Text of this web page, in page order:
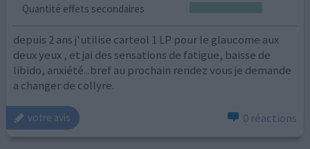
Quantité effets secondaires
depuis 2 ans j'utilise carteol 1 LP pour le glaucome aux
deux yeux , et jai des sensations de fatigue, baisse de
libido, anxiété...bref au prochain rendez vous je demande
a changer de collyre.
votre avis 0 réactions